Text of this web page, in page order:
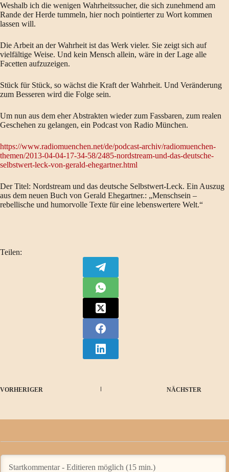
Weshalb ich die wenigen Wahrheitssucher, die sich zunehmend am
Rande der Herde tummeln, hier noch pointierter zu Wort kommen
lassen will.
Die Arbeit an der Wahrheit ist das Werk vieler. Sie zeigt sich auf
vielfältige Weise. Und kein Mensch allein, wäre in der Lage alle
Facetten aufzuzeigen.
Stück für Stück, so wächst die Kraft der Wahrheit. Und Veränderung
zum Besseren wird die Folge sein.
Um nun aus dem eher Abstrakten wieder zum Fassbaren, zum realen
Geschehen zu gelangen, ein Podcast von Radio München.
https://www.radiomuenchen.net/de/podcast-archiv/radiomuenchen-
themen/2013-04-04-17-34-58/2485-nordstream-und-das-deutsche-
selbstwert-leck-von-gerald-ehegartner.html
Der Titel: Nordstream und das deutsche Selbstwert-Leck. Ein Auszug
aus dem neuen Buch von Gerald Ehegartner.: „Menschsein –
rebellische und humorvolle Texte für eine lebenswertere Welt.“
Teilen:
VORHERIGER NÄCHSTER